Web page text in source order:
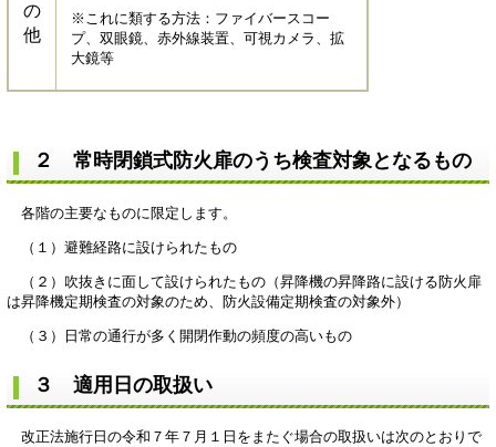
の
他
※これに類する方法：ファイバースコー
プ、双眼鏡、赤外線装置、可視カメラ、拡
大鏡等
２ 常時閉鎖式防火扉のうち検査対象となるもの
各階の主要なものに限定します。
（１）避難経路に設けられたもの
（２）吹抜きに面して設けられたもの（昇降機の昇降路に設ける防火扉
は昇降機定期検査の対象のため、防火設備定期検査の対象外）
（３）日常の通行が多く開閉作動の頻度の高いもの
３ 適用日の取扱い
改正法施行日の令和７年７月１日をまたぐ場合の取扱いは次のとおりで